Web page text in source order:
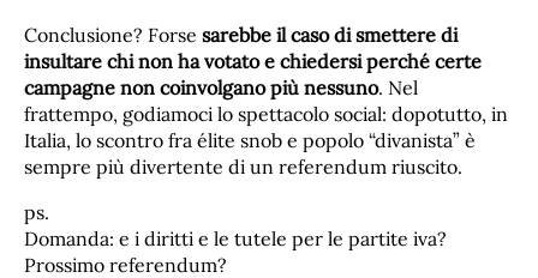
Conclusione? Forse sarebbe il caso di smettere di
insultare chi non ha votato e chiedersi perché certe
campagne non coinvolgano più nessuno. Nel
frattempo, godiamoci lo spettacolo social: dopotutto, in
Italia, lo scontro fra élite snob e popolo “divanista” è
sempre più divertente di un referendum riuscito.
ps.
Domanda: e i diritti e le tutele per le partite iva?
Prossimo referendum?